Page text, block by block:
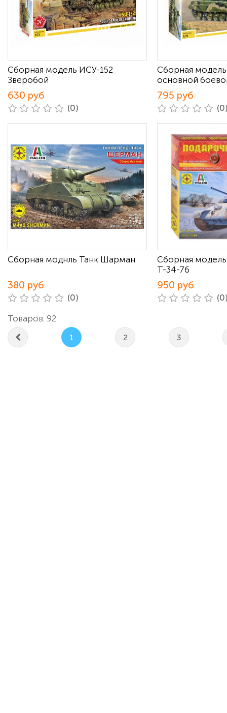
Сборная модель ИСУ-152
Зверобой
630 руб
(0)
Сборная
основной
795 руб
Сборная моднль Танк Шарман
380 руб
(0)
Сборная
Т-34-76
950 руб
Товаров: 92
1 2 3